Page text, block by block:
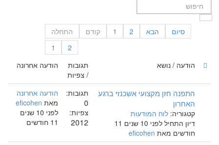
התחלה קודם 1 2 הבא
סיום
1
2
הודעה / נושא
תגובות
/ צפיות
הודעה אחרונה
התפנה חזן מקצועי אשכנזי ברגע
האחרון
קטגוריה: לוח המודעות
דיון התחיל לפני 10 שנים 11
חודשים מאת eficohen
תגובות:
0
צפיות:
2012
הודעה אחרונה
מאת eficohen
לפני 10 שנים
11 חודשים